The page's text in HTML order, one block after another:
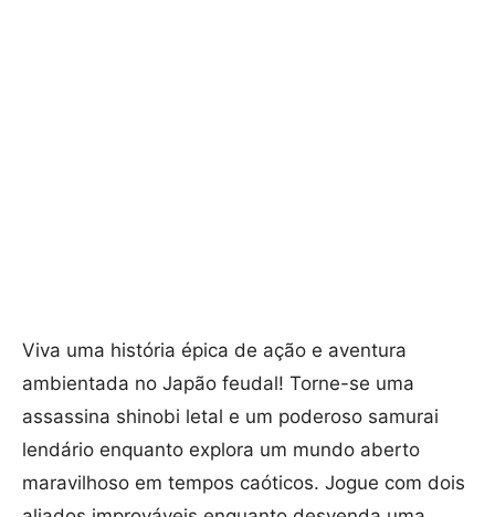
Viva uma história épica de ação e aventura
ambientada no Japão feudal! Torne-se uma
assassina shinobi letal e um poderoso samurai
lendário enquanto explora um mundo aberto
maravilhoso em tempos caóticos. Jogue com dois